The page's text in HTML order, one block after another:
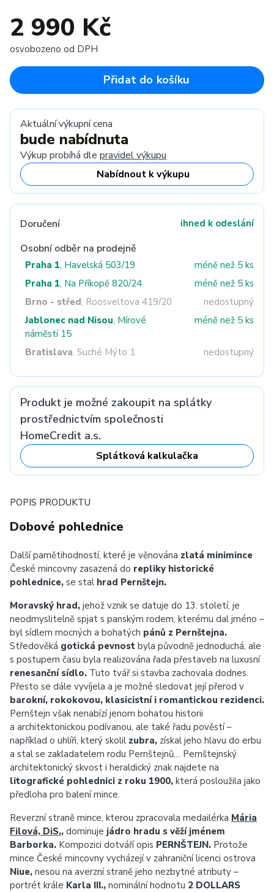
2 990 Kč
osvobozeno od DPH
Přidat do košíku
Aktuální výkupní cena
bude nabídnuta
Výkup probíhá dle pravidel výkupu
Nabídnout k výkupu
Doručení ihned k odeslání
Osobní odběr na prodejně
Praha 1, Havelská 503/19
méně než 5 ks
Praha 1, Na Příkopě 820/24
méně než 5 ks
Brno - střed, Roosveltova 419/20
nedostupný
Jablonec nad Nisou, Mírové
náměstí 15
méně než 5 ks
Bratislava, Suché Mýto 1 nedostupný
Produkt je možné zakoupit na splátky
prostřednictvím společnosti
HomeCredit a.s.
Splátková kalkulačka
POPIS PRODUKTU
Dobové pohlednice
Další pamětihodností, které je věnována zlatá minimince
České mincovny zasazená do repliky historické
pohlednice, se stal hrad Pernštejn.
Moravský hrad, jehož vznik se datuje do 13. století, je
neodmyslitelně spjat s panským rodem, kterému dal jméno –
byl sídlem mocných a bohatých pánů z Pernštejna.
Středověká gotická pevnost byla původně jednoduchá, ale
s postupem času byla realizována řada přestaveb na luxusní
renesanční sídlo. Tuto tvář si stavba zachovala dodnes.
Přesto se dále vyvíjela a je možné sledovat její přerod v
barokní, rokokovou, klasicistní i romantickou rezidenci.
Pernštejn však nenabízí jenom bohatou historii
a architektonickou podívanou, ale také řadu pověstí –
například o uhlíři, který skolil zubra, získal jeho hlavu do erbu
a stal se zakladatelem rodu Pernštejnů… Pernštejnský
architektonický skvost i heraldický znak najdete na
litografické pohlednici z roku 1900, která posloužila jako
předloha pro balení mince.
Reverzní straně mince, kterou zpracovala medailérka Mária
Filová, DiS., dominuje jádro hradu s věží jménem
Barborka. Kompozici dotváří opis PERNŠTEJN. Protože
mince České mincovny vycházejí v zahraniční licenci ostrova
Niue, nesou na averzní straně jeho nezbytné atributy –
portrét krále Karla III., nominální hodnotu 2 DOLLARS